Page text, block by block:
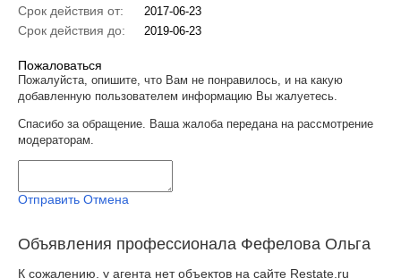
Срок действия от: 2017-06-23
Срок действия до: 2019-06-23
Пожаловаться
Пожалуйста, опишите, что Вам не понравилось, и на какую
добавленную пользователем информацию Вы жалуетесь.
Спасибо за обращение. Ваша жалоба передана на рассмотрение
модераторам.
Отправить Отмена
Объявления профессионала Фефелова Ольга
К сожалению, у агента нет объектов на сайте Restate.ru